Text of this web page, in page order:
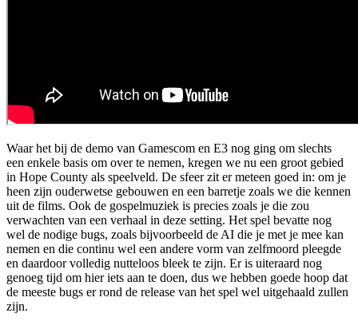
Waar het bij de demo van Gamescom en E3 nog ging om slechts
een enkele basis om over te nemen, kregen we nu een groot gebied
in Hope County als speelveld. De sfeer zit er meteen goed in: om je
heen zijn ouderwetse gebouwen en een barretje zoals we die kennen
uit de films. Ook de gospelmuziek is precies zoals je die zou
verwachten van een verhaal in deze setting. Het spel bevatte nog
wel de nodige bugs, zoals bijvoorbeeld de AI die je met je mee kan
nemen en die continu wel een andere vorm van zelfmoord pleegde
en daardoor volledig nutteloos bleek te zijn. Er is uiteraard nog
genoeg tijd om hier iets aan te doen, dus we hebben goede hoop dat
de meeste bugs er rond de release van het spel wel uitgehaald zullen
zijn.